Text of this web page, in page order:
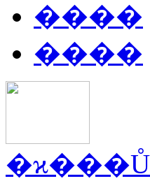
����
����